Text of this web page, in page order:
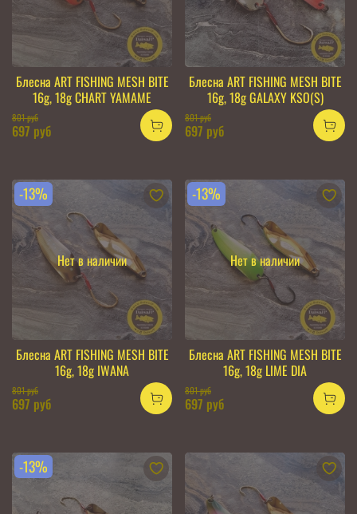
Блесна ART FISHING MESH BITE
16g, 18g CHART YAMAME
801 руб
697 руб
Блесна ART FISHING MESH BITE
16g, 18g GALAXY KSO(S)
801 руб
697 руб
Нет в наличии
-13%
Блесна ART FISHING MESH BITE
16g, 18g IWANA
801 руб
697 руб
Нет в наличии
-13%
Блесна ART FISHING MESH BITE
16g, 18g LIME DIA
801 руб
697 руб
-13%